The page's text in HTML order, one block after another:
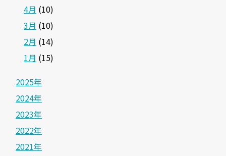
4月 (10)
3月 (10)
2月 (14)
1月 (15)
2025年
2024年
2023年
2022年
2021年